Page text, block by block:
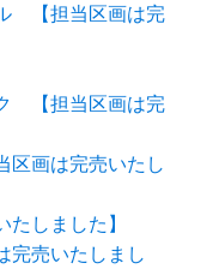
【担当区画は完
【担当区画は完
画は完売いたし
しました】
売いたしまし